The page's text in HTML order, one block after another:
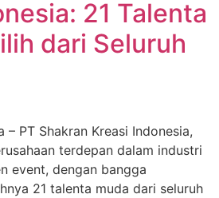
21 Talenta
dari Seluruh
PT Shakran Kreasi Indonesia,
terdepan dalam industri
event, dengan bangga
21 talenta muda dari seluruh